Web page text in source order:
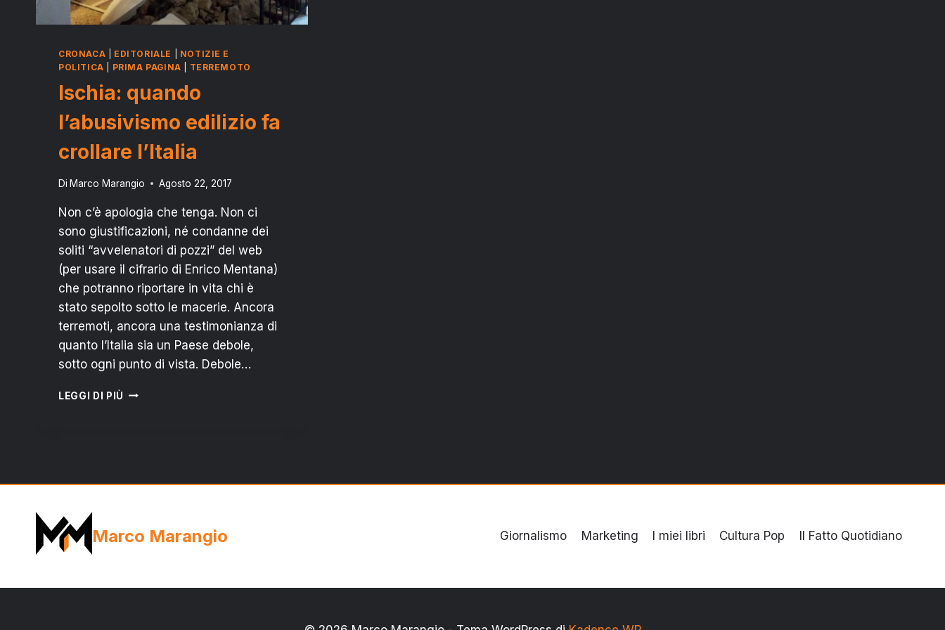
CRONACA EDITORIALE
NOTIZIE E
POLITICA
PRIMA PAGINA TERREMOTO
Ischia: quando
l’abusivismo edilizio fa
crollare l’Italia
Di Marco Marangio Agosto 22, 2017
Non c’è apologia che tenga. Non ci
sono giustificazioni, né condanne dei
soliti “avvelenatori di pozzi” del web
(per usare il cifrario di Enrico Mentana)
che potranno riportare in vita chi è
stato sepolto sotto le macerie. Ancora
terremoti, ancora una testimonianza di
quanto l’Italia sia un Paese debole,
sotto ogni punto di vista. Debole…
LEGGI DI PIÙ ISCHIA:
Marco Marangio Giornalismo Marketing I miei libri Cultura Pop Il Fatto Quotidiano